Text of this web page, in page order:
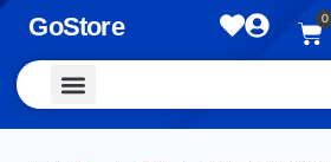
GoStore 0